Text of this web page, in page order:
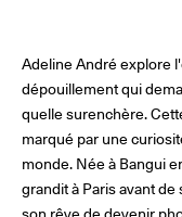
Adeline André explore
dépouillement qui
quelle surenchère.
marqué par une
monde. Née à Bangui
grandit à Paris avant
Prochaines dates et
Les Maisons du
Haute Joaillerie
Les Maisons de